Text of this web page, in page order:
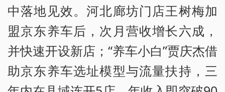
中落地见效。河北廊坊门店王树梅加
盟京东养车后，次月营收增长六成，
并快速开设新店；“养车小白”贾庆杰借
助京东养车选址模型与流量扶持，三